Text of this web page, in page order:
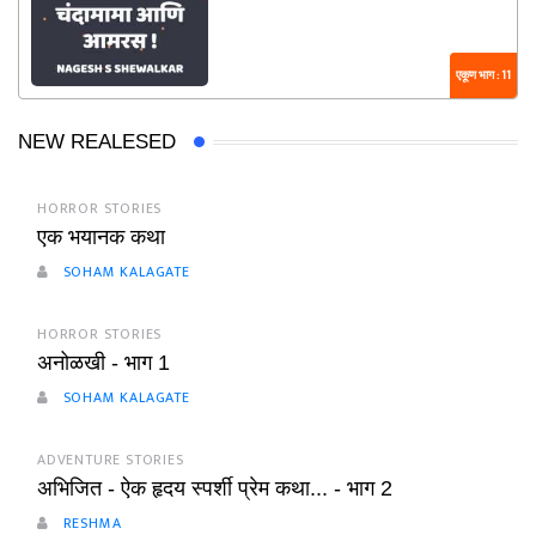
एकूण भाग : 11
NEW REALESED
HORROR STORIES
एक भयानक कथा
SOHAM KALAGATE
HORROR STORIES
अनोळखी - भाग 1
SOHAM KALAGATE
ADVENTURE STORIES
अभिजित - ऐक हृदय स्पर्शी प्रेम कथा... - भाग 2
RESHMA